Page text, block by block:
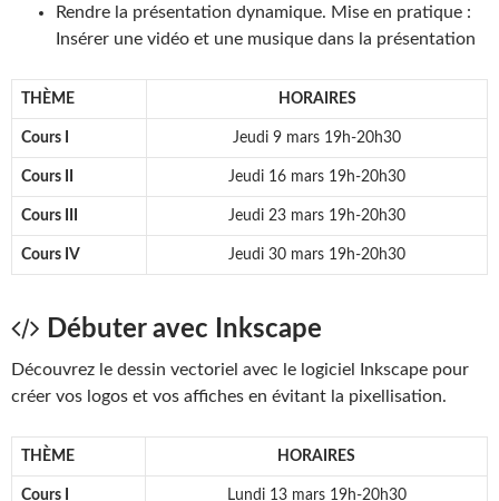
Rendre la présentation dynamique. Mise en pratique :
Insérer une vidéo et une musique dans la présentation
THÈME HORAIRES
Cours I Jeudi 9 mars 19h-20h30
Cours II Jeudi 16 mars 19h-20h30
Cours III Jeudi 23 mars 19h-20h30
Cours IV Jeudi 30 mars 19h-20h30
Débuter avec Inkscape
Découvrez le dessin vectoriel avec le logiciel Inkscape pour
créer vos logos et vos affiches en évitant la pixellisation.
THÈME HORAIRES
Cours I Lundi 13 mars 19h-20h30